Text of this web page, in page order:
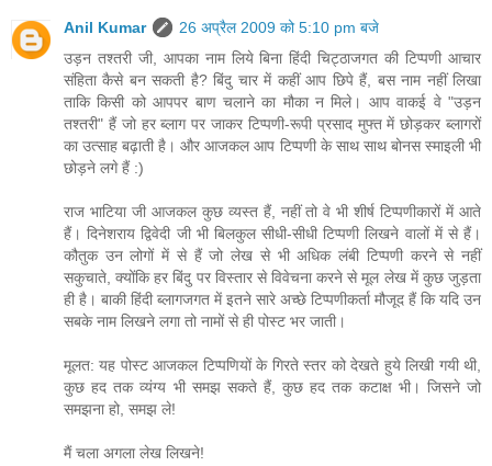
Anil Kumar
26 अप्रैल 2009 को 5:10 pm बजे
उड़न तश्तरी जी, आपका नाम लिये बिना हिंदी चिट्ठाजगत की टिप्पणी आचार
संहिता कैसे बन सकती है? बिंदु चार में कहीं आप छिपे हैं, बस नाम नहीं लिखा
ताकि किसी को आपपर बाण चलाने का मौका न मिले। आप वाकई वे "उड़न
तश्तरी" हैं जो हर ब्लाग पर जाकर टिप्पणी-रूपी प्रसाद मुफ्त में छोड़कर ब्लागरों
का उत्साह बढ़ाती है। और आजकल आप टिप्पणी के साथ साथ बोनस स्माइली भी
छोड़ने लगे हैं :)
राज भाटिया जी आजकल कुछ व्यस्त हैं, नहीं तो वे भी शीर्ष टिप्पणीकारों में आते
हैं। दिनेशराय द्विवेदी जी भी बिलकुल सीधी-सीधी टिप्पणी लिखने वालों में से हैं।
कौतुक उन लोगों में से हैं जो लेख से भी अधिक लंबी टिप्पणी करने से नहीं
सकुचाते, क्योंकि हर बिंदु पर विस्तार से विवेचना करने से मूल लेख में कुछ जुड़ता
ही है। बाकी हिंदी ब्लागजगत में इतने सारे अच्छे टिप्पणीकर्ता मौजूद हैं कि यदि उन
सबके नाम लिखने लगा तो नामों से ही पोस्ट भर जाती।
मूलत: यह पोस्ट आजकल टिप्पणियों के गिरते स्तर को देखते हुये लिखी गयी थी,
कुछ हद तक व्यंग्य भी समझ सकते हैं, कुछ हद तक कटाक्ष भी। जिसने जो
समझना हो, समझ ले!
मैं चला अगला लेख लिखने!